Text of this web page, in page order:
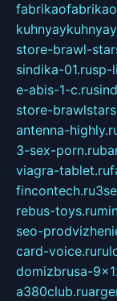
store-brawl-
sindika-01.rusp-
e-abis-1-c.ru
store-
antenna-
3-sex-porn.ru
viagra-tablet.ru
fincontech.ru
rebus-toys.ru
seo-
card-voice.ru
domizbrusa-
a380club.ru